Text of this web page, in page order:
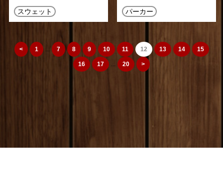
スウェット パーカー
< 1 ... 7 8 9 10 11 12 13 14 15
16 17 ... 20 >